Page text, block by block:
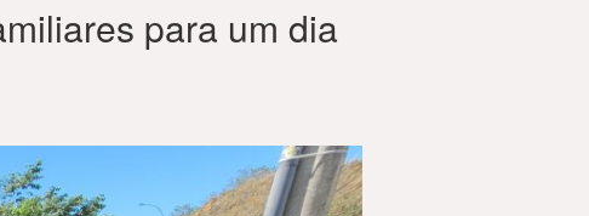
para um dia